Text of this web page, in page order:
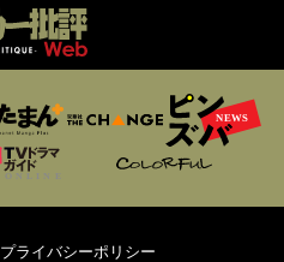
プライバシーポリシー